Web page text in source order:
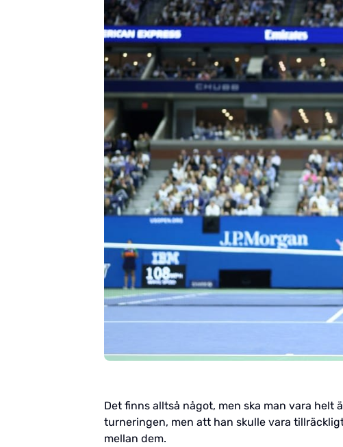
Det finns alltså något, men ska man vara helt
turneringen, men att han skulle vara
mellan dem.